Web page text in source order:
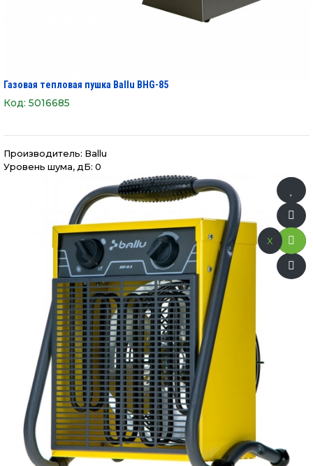
Газовая тепловая пушка Ballu BHG-85
Код: 5016685
Производитель: Ballu
Уровень шума, дБ: 0
x